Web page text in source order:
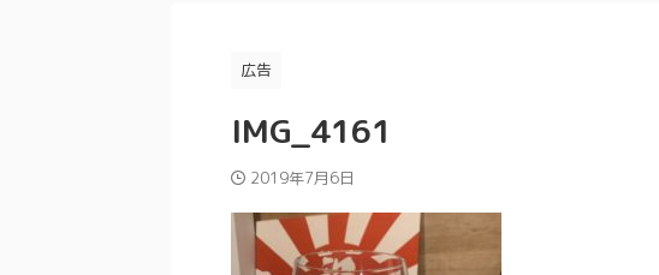
広告
IMG_4161
2019年7月6日